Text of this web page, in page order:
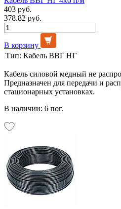
403 руб.
378.82 руб.
В корзину
Тип: Кабель ВВГ НГ
Кабель силовой медный не
Предназначен для передачи и
стационарных установках.
В наличии: 6 пог.